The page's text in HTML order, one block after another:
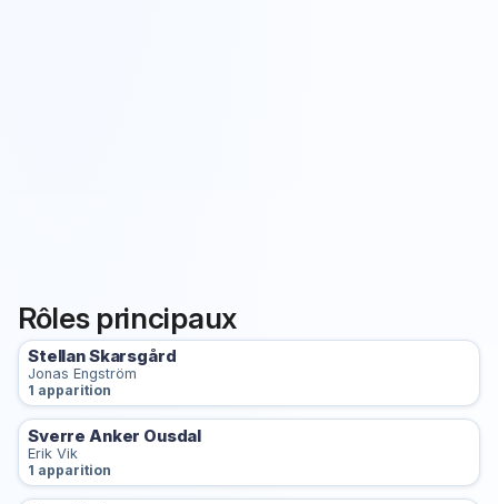
Rôles principaux
Stellan Skarsgård
Jonas Engström
1 apparition
Sverre Anker Ousdal
Erik Vik
1 apparition